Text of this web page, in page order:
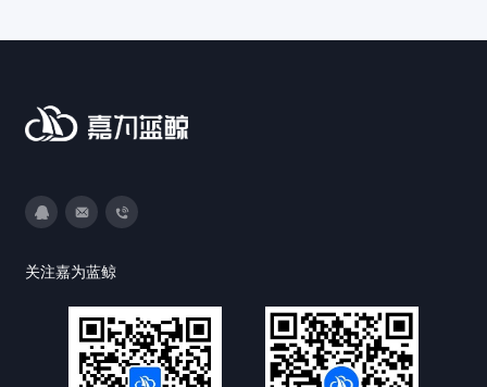
关注嘉为蓝鲸